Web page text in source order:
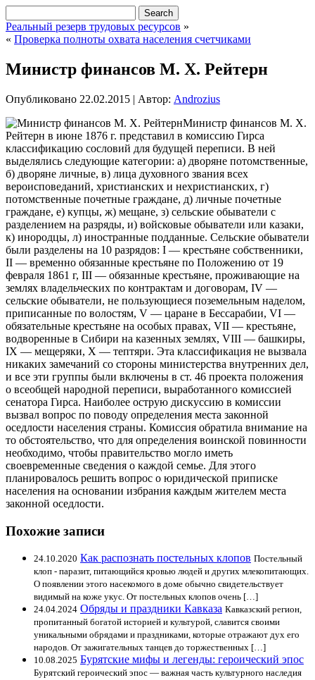
Реальный резерв трудовых ресурсов »
« Проверка полноты охвата населения счетчиками
Министр финансов М. Х. Рейтерн
Опубликовано 22.02.2015 | Автор: Androzius
Министр финансов М. Х.
Рейтерн в июне 1876 г. представил в комиссию Гирса
классификацию сословий для будущей переписи. В ней
выделялись следующие категории: а) дворяне потомственные,
б) дворяне личные, в) лица духовного звания всех
вероисповеданий, христианских и нехристианских, г)
потомственные почетные граждане, д) личные почетные
граждане, е) купцы, ж) мещане, з) сельские обыватели с
разделением на разряды, и) войсковые обыватели или казаки,
к) инородцы, л) иностранные подданные. Сельские обыватели
были разделены на 10 разрядов: I — крестьяне собственники,
II — временно обязанные крестьяне по Положению от 19
февраля 1861 г, III — обязанные крестьяне, проживающие на
землях владельческих по контрактам и договорам, IV —
сельские обыватели, не пользующиеся поземельным наделом,
приписанные по волостям, V — царане в Бессарабии, VI —
обязательные крестьяне на особых правах, VII — крестьяне,
водворенные в Сибири на казенных землях, VIII — башкиры,
IX — мещеряки, X — тептяри. Эта классификация не вызвала
никаких замечаний со стороны министерства внутренних дел,
и все эти группы были включены в ст. 46 проекта положения
о всеобщей народной переписи, выработанного комиссией
сенатора Гирса. Наиболее острую дискуссию в комиссии
вызвал вопрос по поводу определения места законной
оседлости населения страны. Комиссия обратила внимание на
то обстоятельство, что для определения воинской повинности
необходимо, чтобы правительство могло иметь
своевременные сведения о каждой семье. Для этого
планировалось решить вопрос о юридической приписке
населения на основании избрания каждым жителем места
законной оседлости.
Похожие записи
24.10.2020 Как распознать постельных клопов Постельный
клоп - паразит, питающийся кровью людей и других млекопитающих.
О появлении этого насекомого в доме обычно свидетельствует
видимый на коже укус. От постельных клопов очень […]
24.04.2024 Обряды и праздники Кавказа Кавказский регион,
пропитанный богатой историей и культурой, славится своими
уникальными обрядами и праздниками, которые отражают дух его
народов. От зажигательных танцев до торжественных […]
10.08.2025 Бурятские мифы и легенды: героический эпос
Бурятский героический эпос — важная часть культурного наследия